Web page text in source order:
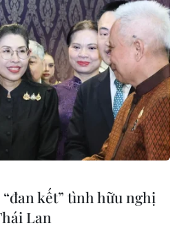
2 tuần đầu tháng 9 vừa
với trước khi bắt đầu thực
rộng từ giữa tháng 7;
15% so với cùng kỳ năm
Nam, trung bình ngày
Chín thì mức công suất đỉnh
12.200 MW, sản lượng
Nam là 243 triệu
kết” tình hữu nghị
Lan